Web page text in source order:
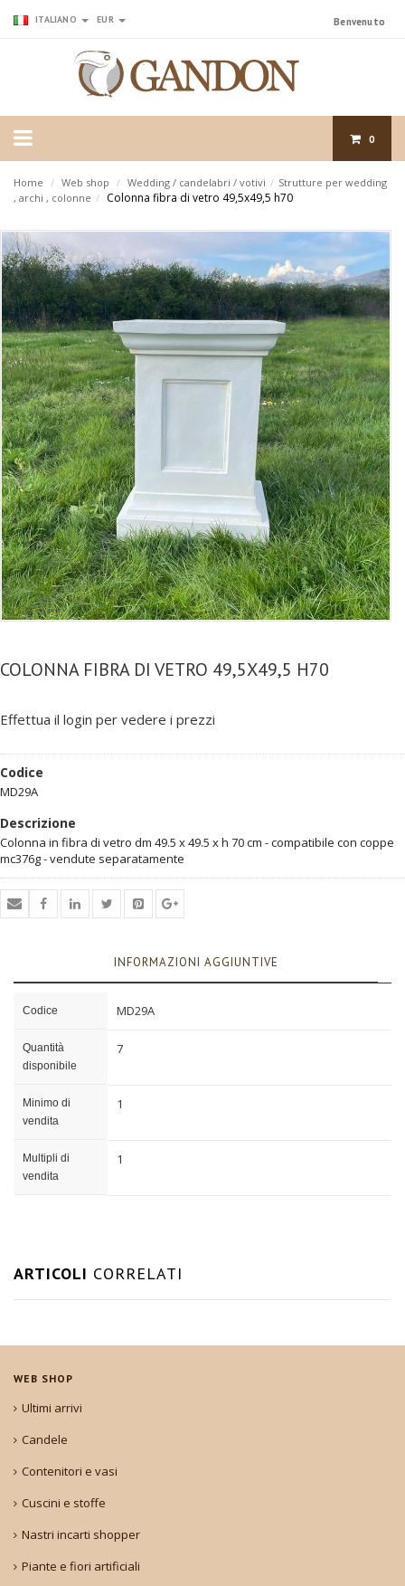
ITALIANO EUR Benvenuto
0
Home / Web shop / Wedding / candelabri / votivi / Strutture per wedding
, archi , colonne / Colonna fibra di vetro 49,5x49,5 h70
COLONNA FIBRA DI VETRO 49,5X49,5 H70
Effettua il login per vedere i prezzi
Codice
MD29A
Descrizione
Colonna in fibra di vetro dm 49.5 x 49.5 x h 70 cm - compatibile con coppe
mc376g - vendute separatamente
INFORMAZIONI AGGIUNTIVE
Codice MD29A
Quantità
disponibile
7
Minimo di
vendita
1
Multipli di
vendita
1
ARTICOLI CORRELATI
WEB SHOP
Ultimi arrivi
Candele
Contenitori e vasi
Cuscini e stoffe
Nastri incarti shopper
Piante e fiori artificiali